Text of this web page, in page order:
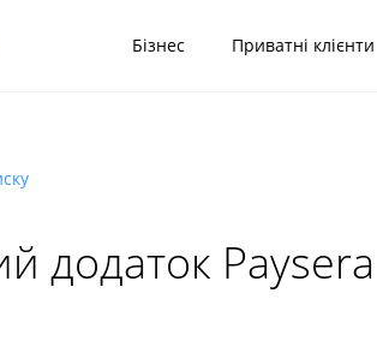
Бізнес Приватні клієнти
додаток